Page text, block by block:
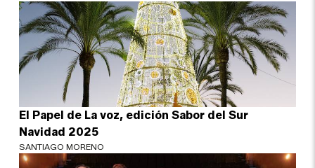
El Papel de La voz, edición Sabor del Sur
Navidad 2025
SANTIAGO MORENO